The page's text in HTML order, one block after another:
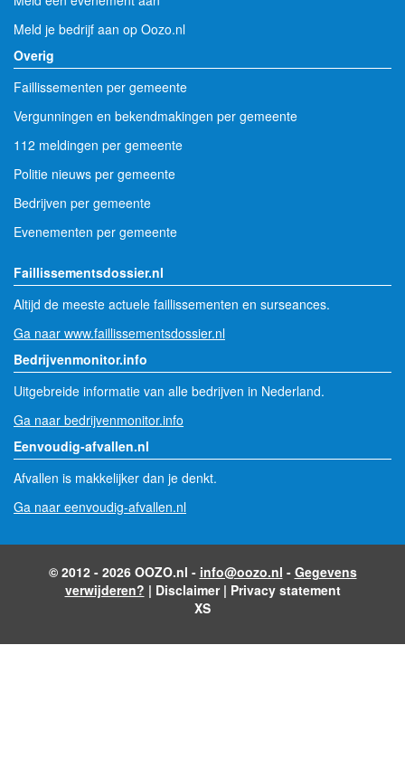
Meld je bedrijf aan op Oozo.nl
Overig
Faillissementen per gemeente
Vergunningen en bekendmakingen per gemeente
112 meldingen per gemeente
Politie nieuws per gemeente
Bedrijven per gemeente
Evenementen per gemeente
Faillissementsdossier.nl
Altijd de meeste actuele faillissementen en surseances.
Ga naar www.faillissementsdossier.nl
Bedrijvenmonitor.info
Uitgebreide informatie van alle bedrijven in Nederland.
Ga naar bedrijvenmonitor.info
Eenvoudig-afvallen.nl
Afvallen is makkelijker dan je denkt.
Ga naar eenvoudig-afvallen.nl
© 2012 - 2026 OOZO.nl - info@oozo.nl - Gegevens
verwijderen? | Disclaimer| Privacy statement
XS